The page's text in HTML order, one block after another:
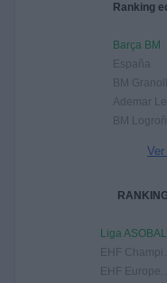
Ranking
Barça BM
España
BM
Ademar
Liga ASOBAL